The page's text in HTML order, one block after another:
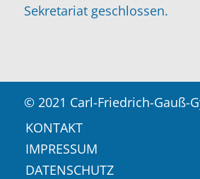
Sekretariat geschlossen.
© 2021 Carl-Friedrich-Gauß-
KONTAKT
IMPRESSUM
DATENSCHUTZ